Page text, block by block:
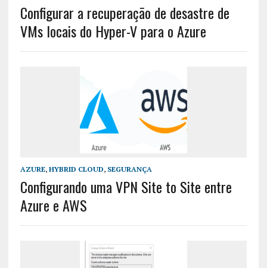
Configurar a recuperação de desastre de
VMs locais do Hyper-V para o Azure
AZURE, HYBRID CLOUD, SEGURANÇA
Configurando uma VPN Site to Site entre
Azure e AWS